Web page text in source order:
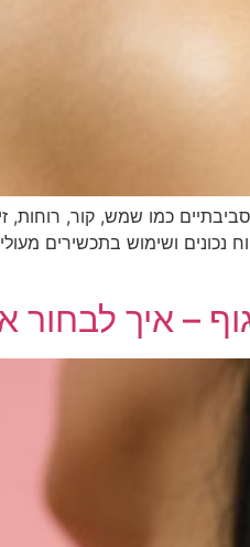
כמו שמש, קור, רוחות,
נכונים ושימוש בתכשירים
– איך